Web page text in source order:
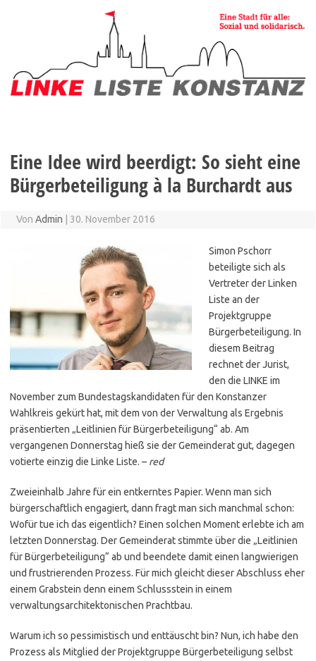
Eine Idee wird beerdigt: So sieht eine
Bürgerbeteiligung à la Burchardt aus
Von Admin 30. November 2016
Simon Pschorr
beteiligte sich als
Vertreter der Linken
Liste an der
Projektgruppe
Bürgerbeteiligung. In
diesem Beitrag
rechnet der Jurist,
den die LINKE im
November zum Bundestagskandidaten für den Konstanzer
Wahlkreis gekürt hat, mit dem von der Verwaltung als Ergebnis
präsentierten „Leitlinien für Bürgerbeteiligung“ ab. Am
vergangenen Donnerstag hieß sie der Gemeinderat gut, dagegen
votierte einzig die Linke Liste. – red
Zweieinhalb Jahre für ein entkerntes Papier. Wenn man sich
bürgerschaftlich engagiert, dann fragt man sich manchmal schon:
Wofür tue ich das eigentlich? Einen solchen Moment erlebte ich am
letzten Donnerstag. Der Gemeinderat stimmte über die „Leitlinien
für Bürgerbeteiligung“ ab und beendete damit einen langwierigen
und frustrierenden Prozess. Für mich gleicht dieser Abschluss eher
einem Grabstein denn einem Schlussstein in einem
verwaltungsarchitektonischen Prachtbau.
Warum ich so pessimistisch und enttäuscht bin? Nun, ich habe den
Prozess als Mitglied der Projektgruppe Bürgerbeteiligung selbst